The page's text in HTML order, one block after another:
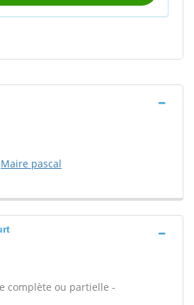
Maire pascal
complète ou partielle -